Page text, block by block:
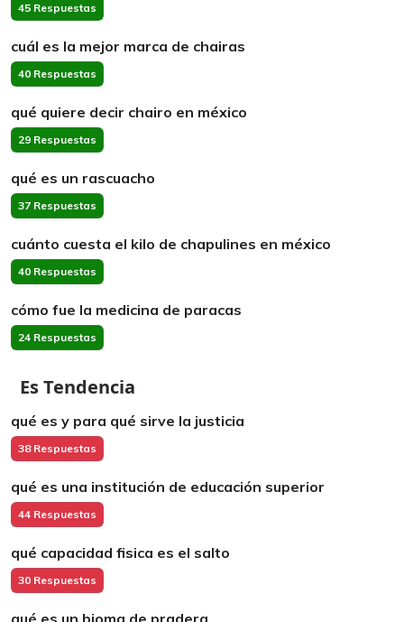
45 Respuestas
cuál es la mejor marca de chairas
40 Respuestas
qué quiere decir chairo en méxico
29 Respuestas
qué es un rascuacho
37 Respuestas
cuánto cuesta el kilo de chapulines en méxico
40 Respuestas
cómo fue la medicina de paracas
24 Respuestas
Es Tendencia
qué es y para qué sirve la justicia
38 Respuestas
qué es una institución de educación superior
44 Respuestas
qué capacidad fisica es el salto
30 Respuestas
qué es un bioma de pradera